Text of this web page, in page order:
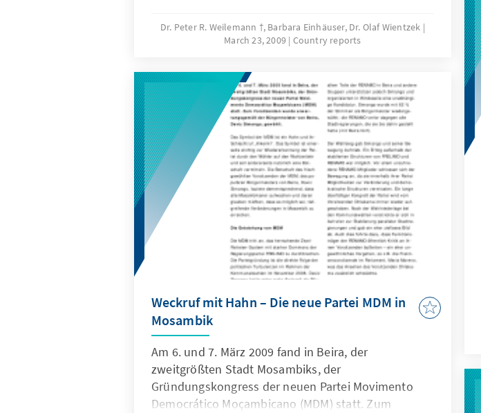
dominierendeThema, so ging es diesmal darum,die
Strategie zur Überwindung derschwersten
Depression im letztenJahrhundert weiter zu
präzisierenund die europäischen Vorstellungenfür
eine bessere internationale Wirtschafts-und
Finanzordnung mit Blickauf den Londoner G20-
Gipfel festzulegen.
Dr. Peter R. Weilemann †, Barbara Einhäuser, Dr. Olaf Wientzek
March 23, 2009 Country reports
Weckruf mit Hahn – Die neue Partei MDM in
Mosambik
Am 6. und 7. März 2009 fand in Beira, der
zweitgrößten Stadt Mosambiks, der
Gründungskongress der neuen Partei Movimento
Democrático Moçambicano (MDM) statt. Zum